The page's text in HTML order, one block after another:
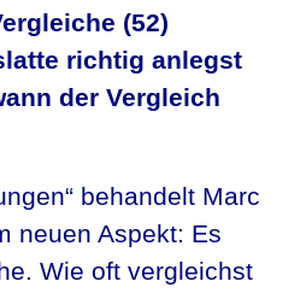
(52)
richtig anlegst
der Vergleich
behandelt Marc
neuen Aspekt: Es
Wie oft vergleichst